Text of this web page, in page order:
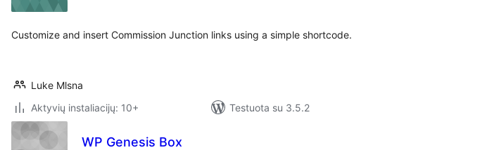
Customize and insert Commission Junction links using a simple shortcode.
Luke Mlsna
Aktyvių instaliacijų: 10+
Testuota su 3.5.2
WP Genesis Box